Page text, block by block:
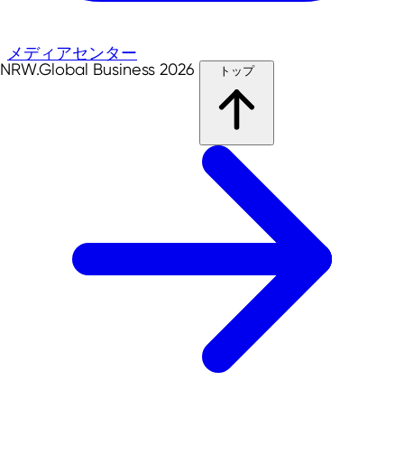
メディアセンター
NRW.Global Business 2026 トップ